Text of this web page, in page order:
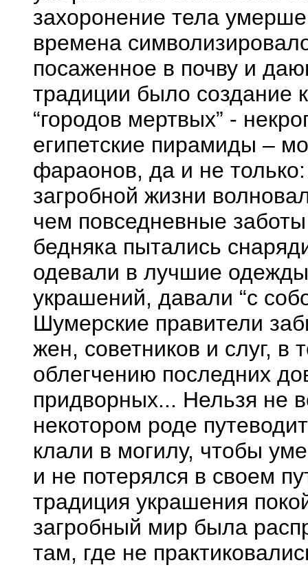
захоронение тела
времена
посаженное в почву и
традиции было создание
“городов мертвых” -
египетские пирамиды –
фараонов, да и не
загробной жизни
чем повседневные
бедняка пытались
одевали в лучшие
украшений, давали “с
Шумерские правители
жен, советников и слуг, в
облегчению последних
придворных... Нельзя не
некотором роде
клали в могилу, чтобы
и не потерялся в своем
традиция украшения
загробный мир была
там, где не